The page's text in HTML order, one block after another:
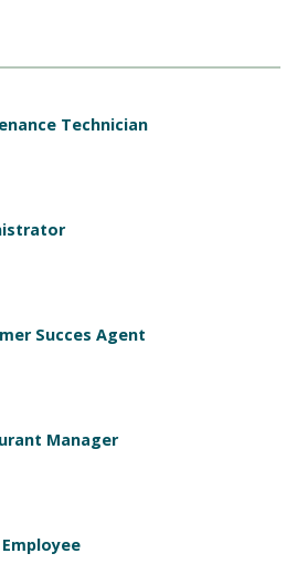
Technician
Succes Agent
Manager